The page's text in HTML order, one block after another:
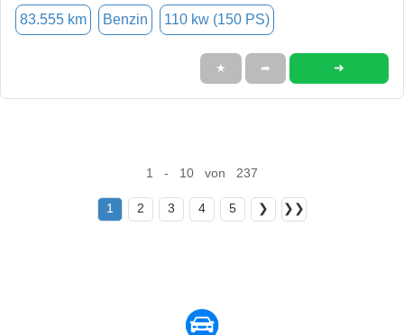
83.555 km Benzin 110 kw (150 PS)
★ ➦ ➜
1 - 10 von 237
1 2 3 4 5 ❯ ❯❯